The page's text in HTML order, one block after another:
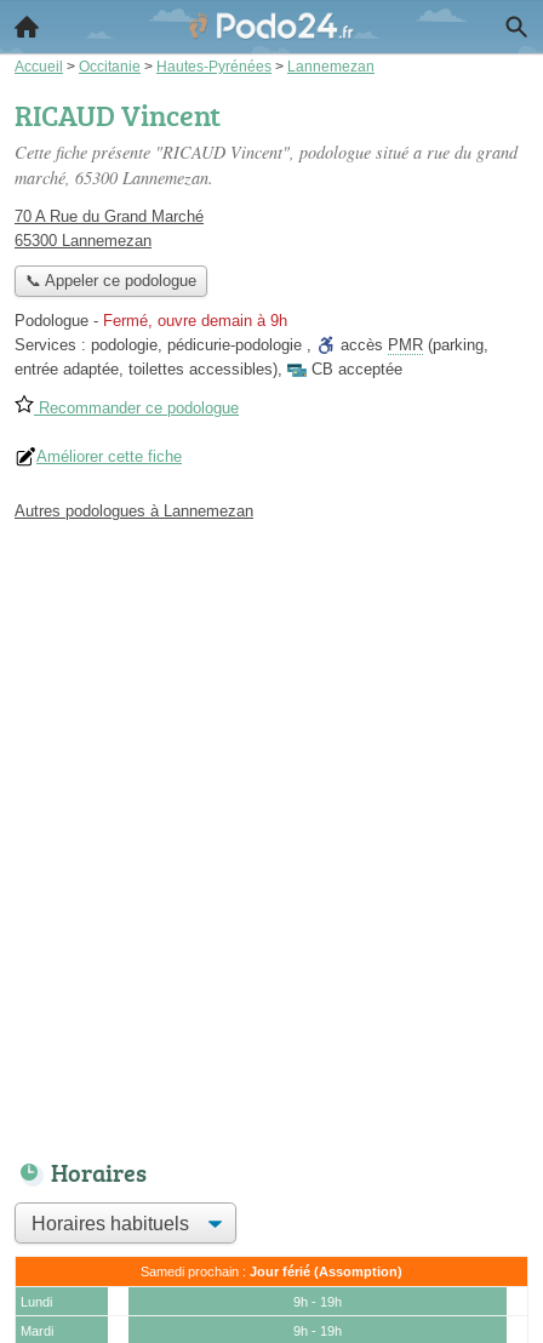
Accueil > Occitanie > Hautes-Pyrénées > Lannemezan
RICAUD Vincent
Cette fiche présente "RICAUD Vincent", podologue situé a rue du grand
marché, 65300 Lannemezan.
70 A Rue du Grand Marché
65300 Lannemezan
📞 Appeler ce podologue
Podologue - Fermé, ouvre demain à 9h
Services : podologie, pédicurie-podologie , accès PMR (parking,
entrée adaptée, toilettes accessibles), CB acceptée
Recommander ce podologue
Améliorer cette fiche
Autres podologues à Lannemezan
Horaires
Samedi prochain : Jour férié (Assomption)
Lundi
9h - 19h
Mardi
9h - 19h